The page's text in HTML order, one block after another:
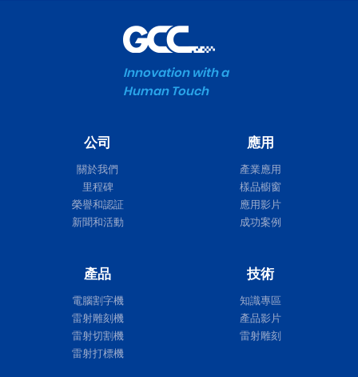
Innovation with a
Human Touch
公司
關於我們
里程碑
榮譽和認証
新聞和活動
應用
產業應用
樣品櫥窗
應用影片
成功案例
產品
電腦割字機
雷射雕刻機
雷射切割機
雷射打標機
技術
知識專區
產品影片
雷射雕刻